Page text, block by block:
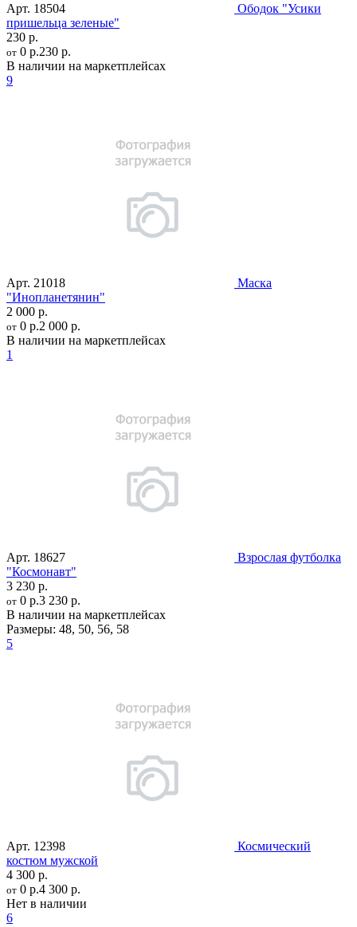
Арт. 18504
Ободок "Усики
пришельца зеленые"
230 р.
от 0 р.230 р.
В наличии на маркетплейсах
9
Арт. 21018
Маска
"Инопланетянин"
2 000 р.
от 0 р.2 000 р.
В наличии на маркетплейсах
1
Арт. 18627
Взрослая футболка
"Космонавт"
3 230 р.
от 0 р.3 230 р.
В наличии на маркетплейсах
Размеры: 48, 50, 56, 58
5
Арт. 12398
Космический
костюм мужской
4 300 р.
от 0 р.4 300 р.
Нет в наличии
6